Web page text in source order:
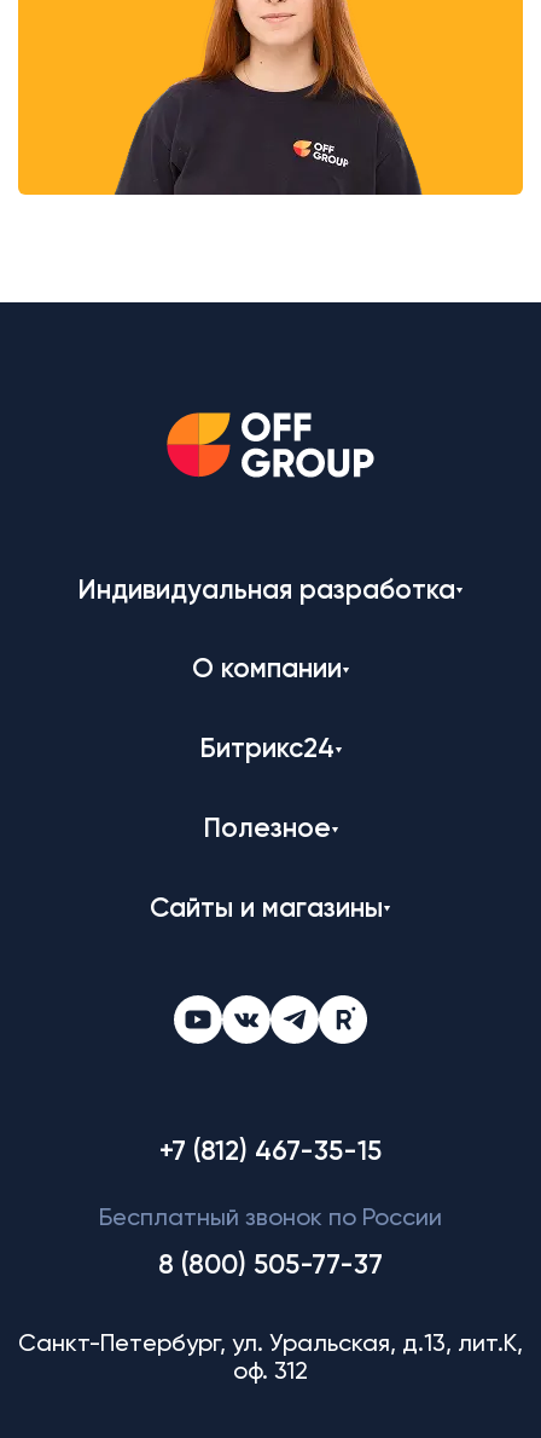
Индивидуальная разработка
О компании
Битрикс24
Полезное
Сайты и магазины
+7 (812) 467-35-15
Бесплатный звонок по России
8 (800) 505-77-37
Санкт-Петербург, ул. Уральская, д.13, лит.К,
оф. 312